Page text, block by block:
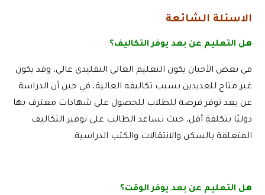
الاسئلة الشائعة
هل التعليم عن بعد يوفر التكاليف؟
في بعض الأحيان يكون التعليم العالي التقليدي غالي، وقد يكون
غير متاح للعديدين بسبب تكاليفه العالية، في حين أن الدراسة
عن بعد توفر فرصة للطلاب للحصول على شهادات معترف بها
دوليًا بتكلفة أقل، حيث تساعد الطالب على توفير التكاليف
المتعلقة بالسكن والانتقالات والكتب الدراسية.
هل التعليم عن بعد يوفر الوقت؟